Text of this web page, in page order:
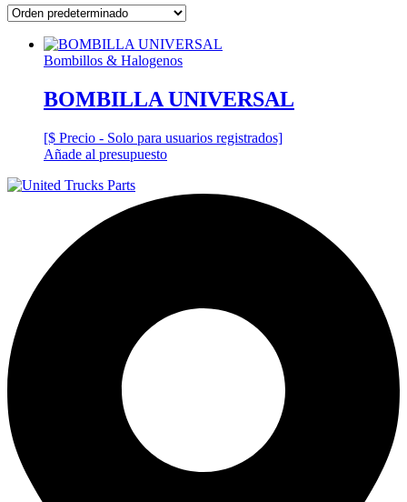
Bombillos & Halogenos
BOMBILLA UNIVERSAL
[$ Precio - Solo para usuarios registrados]
Añade al presupuesto